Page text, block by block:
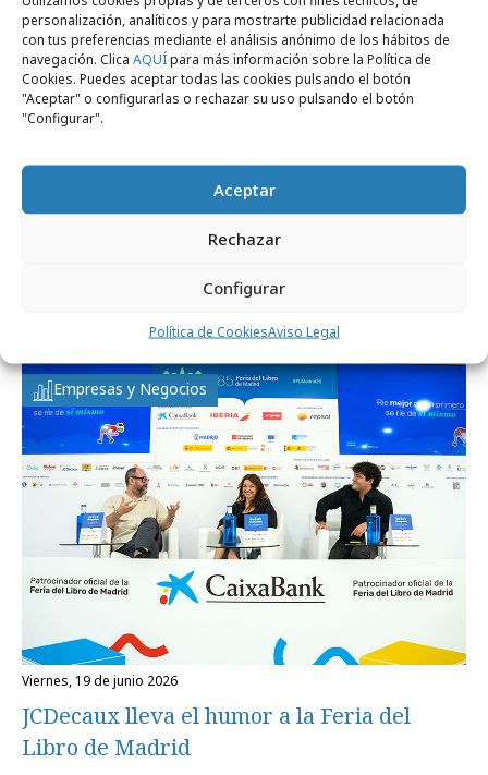
personalización, analíticos y para mostrarte publicidad relacionada
con tus preferencias mediante el análisis anónimo de los hábitos de
navegación. Clica AQUÍpara más información sobre la Política de
Cookies. Puedes aceptar todas las cookies pulsando el botón
"Aceptar" o configurarlas o rechazar su uso pulsando el botón
"Configurar".
Aceptar
Rechazar
Configurar
Política de CookiesAviso Legal
Profesionales
JCDecaux lidera el nuevo paradigma de la
publicidad exterior
Empresas y Negocios
viernes, 19 de junio 2026
JCDecaux lleva el humor a la Feria del
Libro de Madrid